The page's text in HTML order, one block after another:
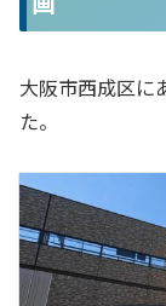
大阪市西成区に
た。